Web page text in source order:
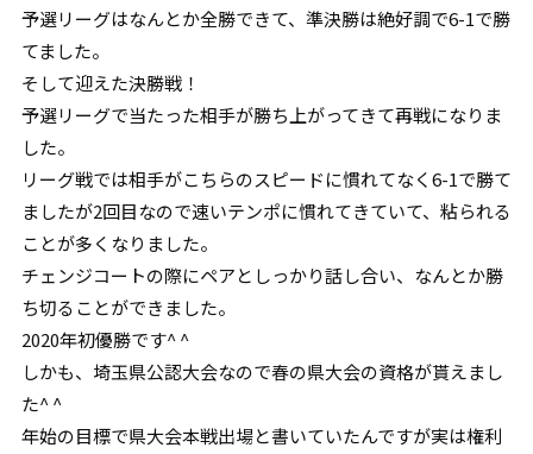
予選リーグはなんとか全勝できて、準決勝は絶好調で6-1で勝
てました。
そして迎えた決勝戦！
予選リーグで当たった相手が勝ち上がってきて再戦になりま
した。
リーグ戦では相手がこちらのスピードに慣れてなく6-1で勝て
ましたが2回目なので速いテンポに慣れてきていて、粘られる
ことが多くなりました。
チェンジコートの際にペアとしっかり話し合い、なんとか勝
ち切ることができました。
2020年初優勝です^ ^
しかも、埼玉県公認大会なので春の県大会の資格が貰えまし
た^ ^
年始の目標で県大会本戦出場と書いていたんですが実は権利